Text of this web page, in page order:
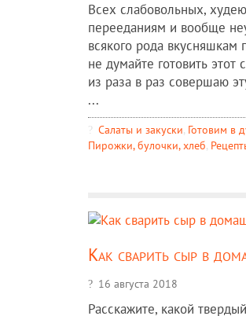
Всех слабовольных,
перееданиям и вообще
всякого рода
не думайте готовить
из раза в раз совершаю
...
Салаты и закуски, Готовим в
Пирожки, булочки, хлеб,
Как сварить сыр в
16 августа 2018
Расскажите, какой